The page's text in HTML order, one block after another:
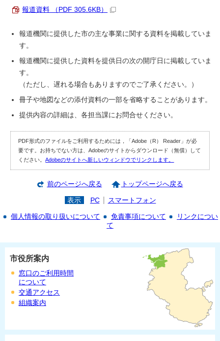
報道資料 （PDF 305.6KB）
報道機関に提供した市の主な事業に関する資料を掲載していま
す。
報道機関に提供した資料を提供日の次の開庁日に掲載していま
す。
（ただし、遅れる場合もありますのでご了承ください。）
冊子や地図などの添付資料の一部を省略することがあります。
提供内容の詳細は、各担当課にお問合せください。
PDF形式のファイルをご利用するためには，「Adobe（R） Reader」が必
要です。お持ちでない方は、Adobeのサイトからダウンロード（無償）して
ください。Adobeのサイトへ新しいウィンドウでリンクします。
前のページへ戻る トップページへ戻る
表示 PC スマートフォン
個人情報の取り扱いについて 免責事項について
リンクについ
て
市役所案内
窓口のご利用時間
について
交通アクセス
組織案内